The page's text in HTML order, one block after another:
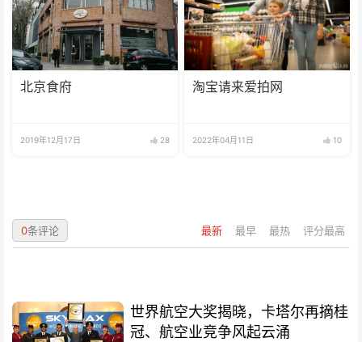
北京食府
2019年12月17日 28
淘宝请来爱拍网
2022年04月11日 10
最新 最早 最热 评分最高
0条评论
世界航空大奖揭晓，卡塔尔再摘桂
冠、航空业竞争风起云涌